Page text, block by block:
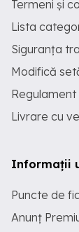
Termeni și
Lista
Siguranța
Modifică
Livrare cu
Informații
Puncte de
Anunț